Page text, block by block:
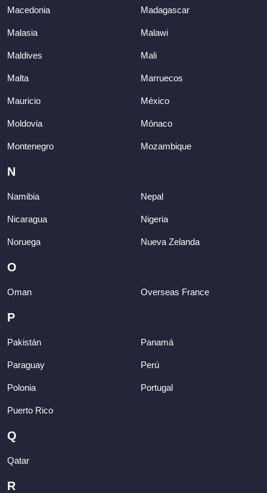
Macedonia Madagascar
Malasia Malawi
Maldives Mali
Malta Marruecos
Mauricio México
Moldovia Mónaco
Montenegro Mozambique
N
Namibia Nepal
Nicaragua Nigeria
Noruega Nueva Zelanda
O
Oman Overseas France
P
Pakistán Panamá
Paraguay Perú
Polonia Portugal
Puerto Rico
Q
Qatar
R